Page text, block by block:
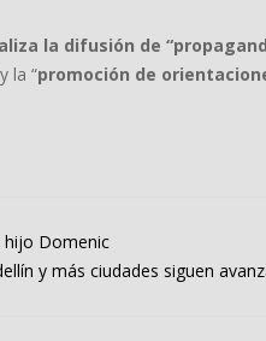
la difusión de
y la “promoción de
hijo Domenic
y más ciudades siguen